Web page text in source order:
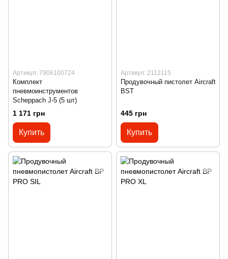
Артикул: 7906100724
Комплект
пневмоинструментов
Scheppach J-5 (5 шт)
1 171 грн
Купить
Артикул: 2112115
Продувочный пистолет Aircraft
BST
445 грн
Купить